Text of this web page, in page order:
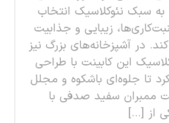
سبک نئوکلاسیک انتخاب
زیبایی و جذابیت
در آشپزخانه‌های بزرگ نیز
این کابینت با طراحی
تا جلوه‌ای باشکوه و مجلل
ممبران سفید صدفی با
از […]